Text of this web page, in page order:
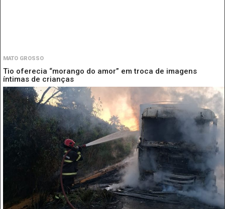
MATO GROSSO
Tio oferecia “morango do amor” em troca de imagens
íntimas de crianças